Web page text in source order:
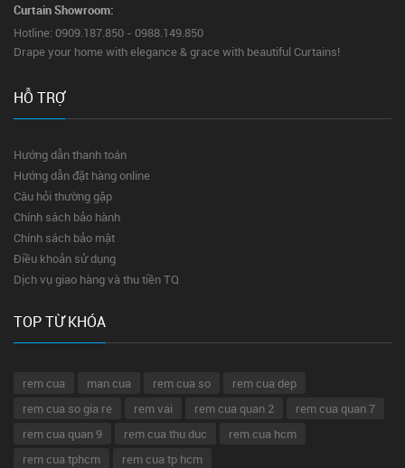
Curtain Showroom:
Hotline: 0909.187.850 - 0988.149.850
Drape your home with elegance & grace with beautiful Curtains!
HỖ TRỢ
Hướng dẫn thanh toán
Hướng dẫn đặt hàng online
Câu hỏi thường gặp
Chính sách bảo hành
Chính sách bảo mật
Điều khoản sử dụng
Dịch vụ giao hàng và thu tiền TQ
TOP TỪ KHÓA
rem cua man cua rem cua so
rem cua dep
rem cua so gia re
rem vai rem cua quan 2
rem cua quan 7
rem cua quan 9
rem cua thu duc
rem cua hcm
rem cua tphcm
rem cua tp hcm